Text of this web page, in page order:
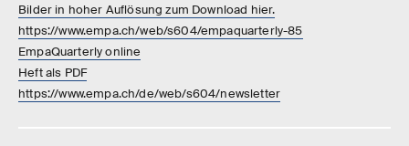
Bilder in hoher Auflösung zum Download hier.
https://www.empa.ch/web/s604/empaquarterly-85
EmpaQuarterly online
Heft als PDF
https://www.empa.ch/de/web/s604/newsletter